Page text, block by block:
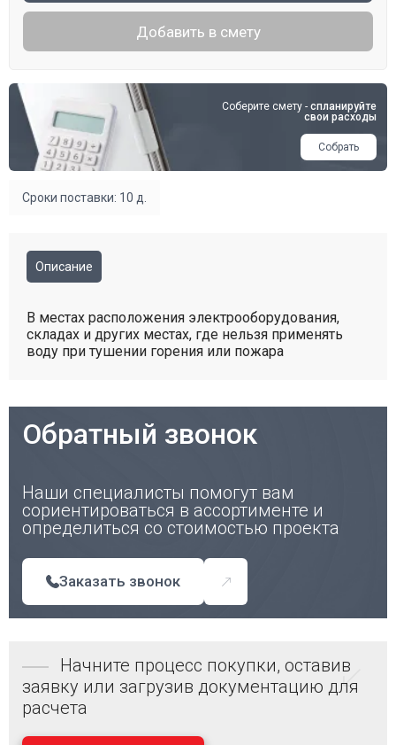
Добавить в смету
Соберите смету - спланируйте
свои расходы
Собрать
Сроки поставки: 10 д.
Описание
В местах расположения электрооборудования,
складах и других местах, где нельзя применять
воду при тушении горения или пожара
Обратный звонок
Наши специалисты помогут вам
сориентироваться в ассортименте и
определиться со стоимостью проекта
Заказать звонок
Начните процесс покупки, оставив
заявку или загрузив документацию для
расчета